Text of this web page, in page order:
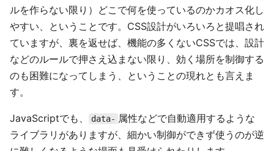
ルを作らない限り）どこで何を使っているのかカオス化し
やすい、ということです。CSS設計がいろいろと提唱され
ていますが、裏を返せば、機能の多くないCSSでは、設計
などのルールで押さえ込まない限り、効く場所を制御する
のも困難になってしまう、ということの現れとも言えま
す。
JavaScriptでも、 data- 属性などで自動適用するような
ライブラリがありますが、細かい制御ができず使うのが逆